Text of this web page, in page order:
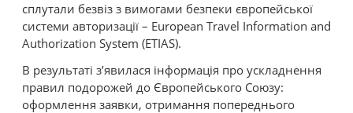
сплутали безвіз з вимогами безпеки європейської
системи авторизації – European Travel Information and
Authorization System (ETIAS).
В результаті з’явилася інформація про ускладнення
правил подорожей до Європейського Союзу:
оформлення заявки, отримання попереднього